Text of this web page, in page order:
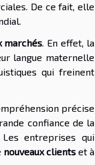
De ce fait, elle
marchés. En effet, la
langue maternelle
qui freinent
précise
confiance de la
entreprises qui
nouveaux clients et à